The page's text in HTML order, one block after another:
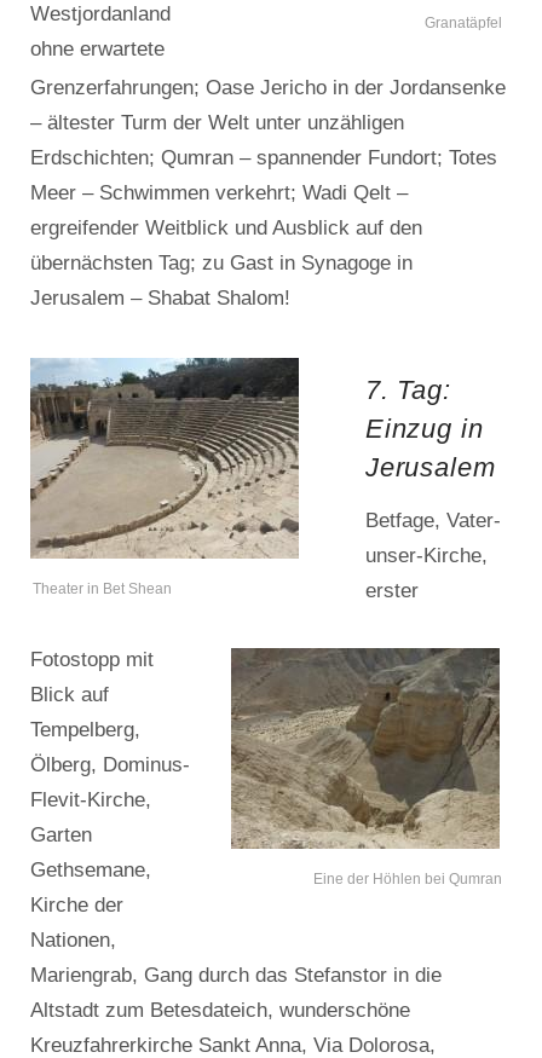
Granatäpfel
Westjordanland
ohne erwartete
Grenzerfahrungen; Oase Jericho in der Jordansenke
– ältester Turm der Welt unter unzähligen
Erdschichten; Qumran – spannender Fundort; Totes
Meer – Schwimmen verkehrt; Wadi Qelt –
ergreifender Weitblick und Ausblick auf den
übernächsten Tag; zu Gast in Synagoge in
Jerusalem – Shabat Shalom!
Theater in Bet Shean
Eine der Höhlen bei Qumran
7. Tag:
Einzug in
Jerusalem
Betfage, Vater-
unser-Kirche,
erster
Fotostopp mit
Blick auf
Tempelberg,
Ölberg, Dominus-
Flevit-Kirche,
Garten
Gethsemane,
Kirche der
Nationen,
Mariengrab, Gang durch das Stefanstor in die
Altstadt zum Betesdateich, wunderschöne
Kreuzfahrerkirche Sankt Anna, Via Dolorosa,